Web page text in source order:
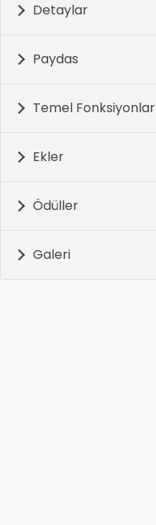
Detaylar
Paydas
Temel Fonksiyonlar
Ekler
Ödüller
Galeri